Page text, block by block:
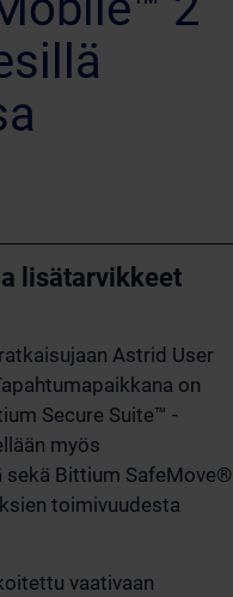
lisätarvikkeet
Astrid User
on
Secure Suite™ -
myös
sekä Bittium SafeMove®
toimivuudesta
vaativaan